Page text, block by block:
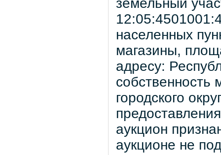
земельный
населенных
магазины,
адресу:
собственность
городского
аукцион
аукционе не